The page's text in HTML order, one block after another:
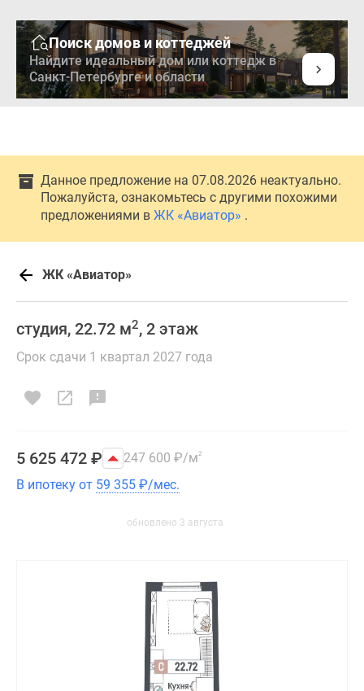
Поиск домов и коттеджей
Найдите идеальный дом или коттедж в
Санкт-Петербурге и области
Данное предложение на 07.08.2026 неактуально.
Пожалуйста, ознакомьтесь с другими похожими
предложениями в ЖК «Авиатор» .
ЖК «Авиатор»
студия, 22.72 м2, 2 этаж
Срок сдачи 1 квартал 2027 года
5 625 472 ₽ 247 600 ₽/м2
В ипотеку от 59 355 ₽/мес.
обновлено 3 августа